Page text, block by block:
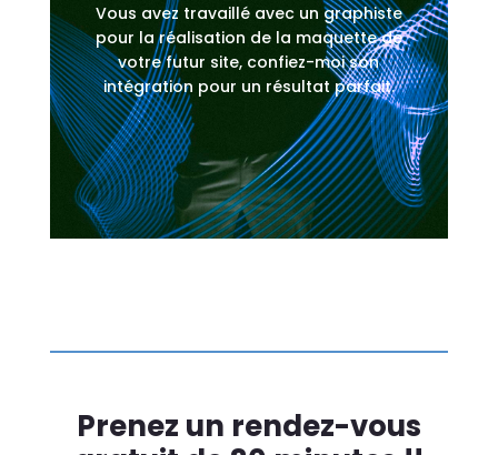
Vous avez travaillé avec un graphiste
pour la réalisation de la maquette de
votre futur site, confiez-moi son
intégration pour un résultat parfait.
Prenez un rendez-vous